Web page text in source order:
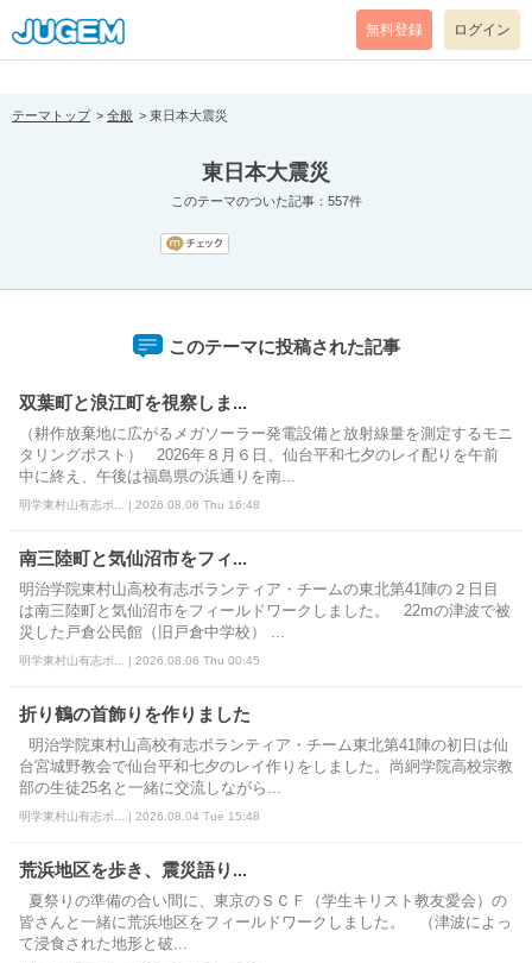
[pear_error: message="Success" code=0 mode=return level=notice
prefix="" info=""]
無料登録 ログイン
テーマトップ 全般 東日本大震災
東日本大震災
このテーマのついた記事：557件
このテーマに投稿された記事
双葉町と浪江町を視察しま...
（耕作放棄地に広がるメガソーラー発電設備と放射線量を測定するモニ
タリングポスト） 2026年８月６日、仙台平和七夕のレイ配りを午前
中に終え、午後は福島県の浜通りを南...
明学東村山有志ボ... | 2026.08.06 Thu 16:48
南三陸町と気仙沼市をフィ...
明治学院東村山高校有志ボランティア・チームの東北第41陣の２日目
は南三陸町と気仙沼市をフィールドワークしました。 22mの津波で被
災した戸倉公民館（旧戸倉中学校） ...
明学東村山有志ボ... | 2026.08.06 Thu 00:45
折り鶴の首飾りを作りました
明治学院東村山高校有志ボランティア・チーム東北第41陣の初日は仙
台宮城野教会で仙台平和七夕のレイ作りをしました。尚絅学院高校宗教
部の生徒25名と一緒に交流しながら...
明学東村山有志ボ... | 2026.08.04 Tue 15:48
荒浜地区を歩き、震災語り...
夏祭りの準備の合い間に、東京のＳＣＦ（学生キリスト教友愛会）の
皆さんと一緒に荒浜地区をフィールドワークしました。 （津波によっ
て浸食された地形と破...